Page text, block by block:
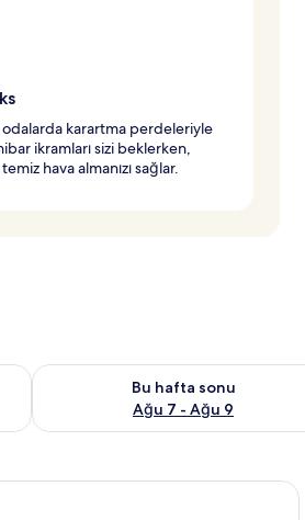
odalarda karartma perdeleriyle
ikramları sizi beklerken,
hava almanızı sağlar.
- Ağu 9
Bu hafta sonu
Ağu 7 - Ağu 9
Bu hafta sonu için müsaitliği